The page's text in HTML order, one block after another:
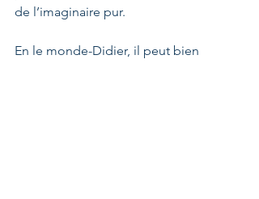
de l’imaginaire pur.
En le monde-Didier, il peut bien